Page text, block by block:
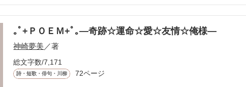
と思い出を､､､
｡ﾟ+ＰＯＥＭ+ﾟ｡―奇跡☆運命☆愛☆友情☆俺様―
神崎夢美 ／著
総文字数/7,171
詩・短歌・俳句・川柳 72ページ